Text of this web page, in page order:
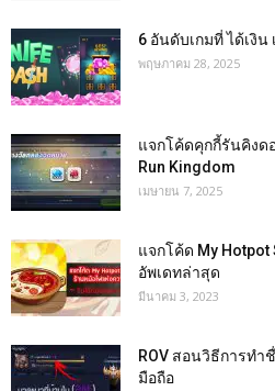
6 อันดับเกมที่ ได้เงิน
พฤษภาคม 28, 2025
แจกโค้ดคุกกี้รันคิงด
Run Kingdom
เมษายน 7, 2025
แจกโค้ด My
อัพเดทล่าสุด
มีนาคม 3, 2023
ROV สอนวิธีการทำ
มือถือ